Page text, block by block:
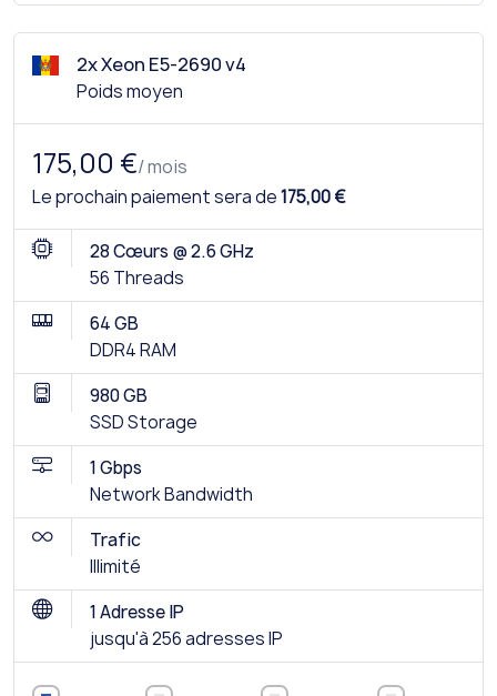
2x Xeon E5-2690 v4
Poids moyen
175,00 €/ mois
Le prochain paiement sera de175,00 €
28 Cœurs @ 2.6 GHz
56 Threads
64 GB
DDR4 RAM
980 GB
SSD Storage
1 Gbps
Network Bandwidth
Trafic
Illimité
1 Adresse IP
jusqu'à 256 adresses IP